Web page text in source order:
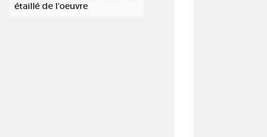
étaillé de l'oeuvre